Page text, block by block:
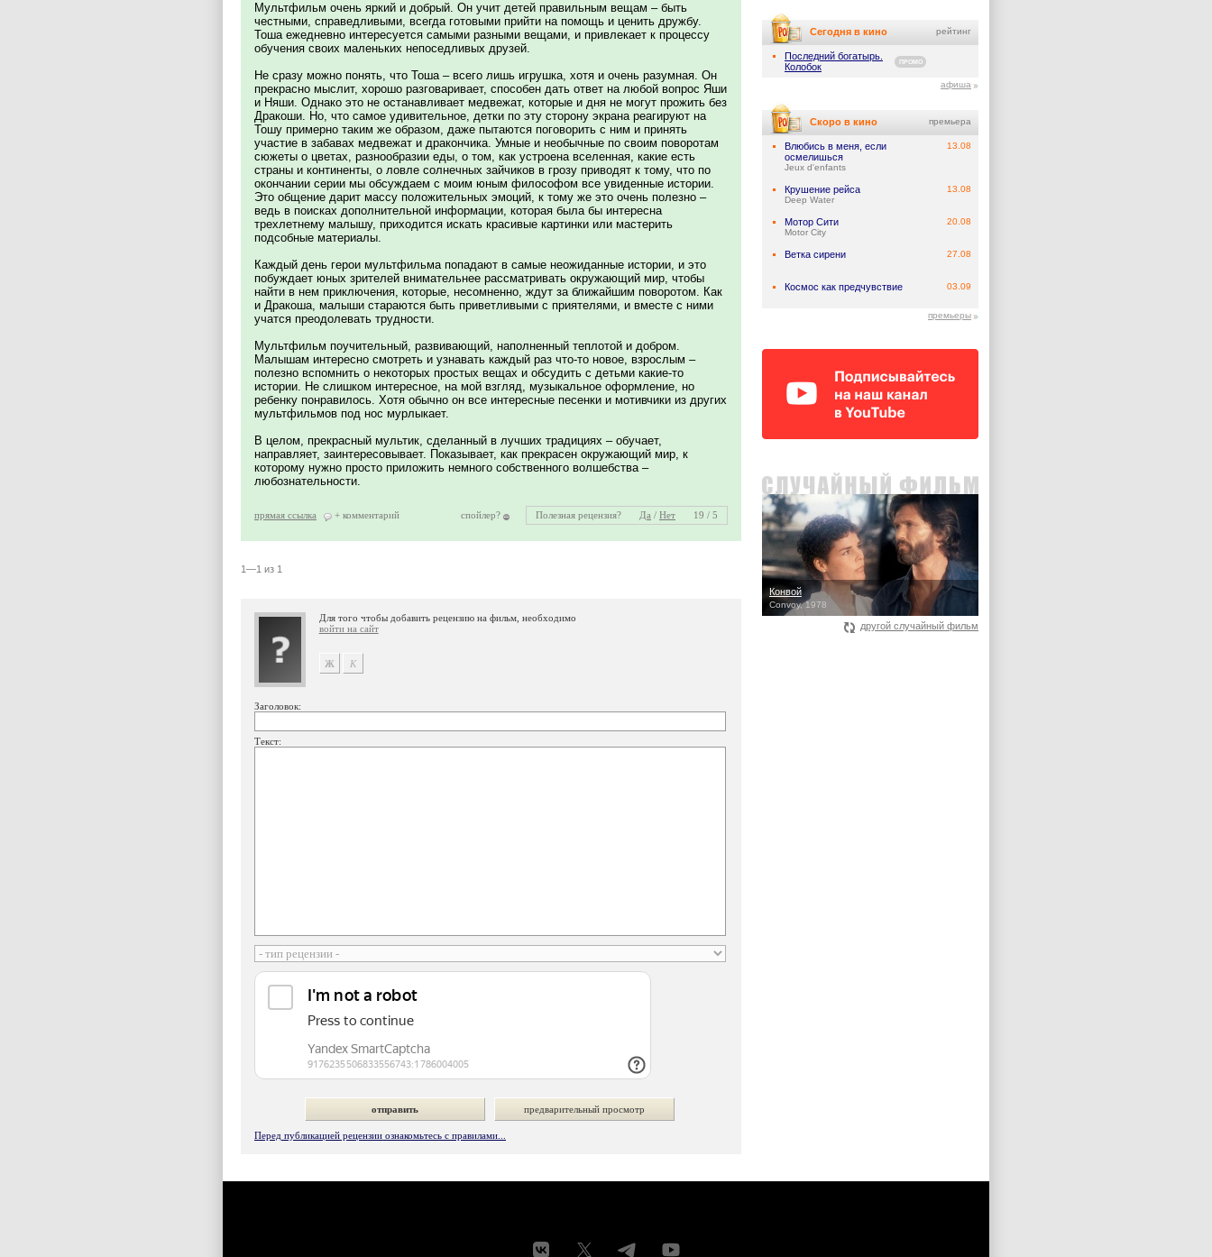
Мультфильм очень яркий и добрый. Он учит детей правильным вещам – быть
честными, справедливыми, всегда готовыми прийти на помощь и ценить дружбу.
Тоша ежедневно интересуется самыми разными вещами, и привлекает к процессу
обучения своих маленьких непоседливых друзей.
Не сразу можно понять, что Тоша – всего лишь игрушка, хотя и очень разумная. Он
прекрасно мыслит, хорошо разговаривает, способен дать ответ на любой вопрос Яши
и Няши. Однако это не останавливает медвежат, которые и дня не могут прожить без
Дракоши. Но, что самое удивительное, детки по эту сторону экрана реагируют на
Тошу примерно таким же образом, даже пытаются поговорить с ним и принять
участие в забавах медвежат и дракончика. Умные и необычные по своим поворотам
сюжеты о цветах, разнообразии еды, о том, как устроена вселенная, какие есть
страны и континенты, о ловле солнечных зайчиков в грозу приводят к тому, что по
окончании серии мы обсуждаем с моим юным философом все увиденные истории.
Это общение дарит массу положительных эмоций, к тому же это очень полезно –
ведь в поисках дополнительной информации, которая была бы интересна
трехлетнему малышу, приходится искать красивые картинки или мастерить
подсобные материалы.
Каждый день герои мультфильма попадают в самые неожиданные истории, и это
побуждает юных зрителей внимательнее рассматривать окружающий мир, чтобы
найти в нем приключения, которые, несомненно, ждут за ближайшим поворотом. Как
и Дракоша, малыши стараются быть приветливыми с приятелями, и вместе с ними
учатся преодолевать трудности.
Мультфильм поучительный, развивающий, наполненный теплотой и добром.
Малышам интересно смотреть и узнавать каждый раз что-то новое, взрослым –
полезно вспомнить о некоторых простых вещах и обсудить с детьми какие-то
истории. Не слишком интересное, на мой взгляд, музыкальное оформление, но
ребенку понравилось. Хотя обычно он все интересные песенки и мотивчики из других
мультфильмов под нос мурлыкает.
В целом, прекрасный мультик, сделанный в лучших традициях – обучает,
направляет, заинтересовывает. Показывает, как прекрасен окружающий мир, к
которому нужно просто приложить немного собственного волшебства –
любознательности.
прямая ссылка + комментарий Полезная рецензия?
спойлер? Да / Нет 19 / 5
1—1 из 1
Для того чтобы добавить рецензию на фильм, необходимо
войти на сайт
Заголовок:
Текст:
Перед публикацией рецензии ознакомьтесь с правилами...
Сегодня в кино рейтинг
Последний богатырь.
Колобок
ПРОМО
афиша
Скоро в кино премьера
Влюбись в меня, если
осмелишься
Jeux d'enfants
13.08
Крушение рейса
Deep Water
13.08
Мотор Сити
Motor City
20.08
Ветка сирени 27.08
Космос как предчувствие 03.09
премьеры
Конвой
Convoy, 1978
другой случайный фильм